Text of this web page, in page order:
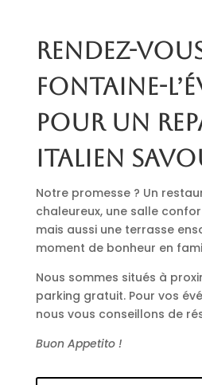
Rendez-
Fontaine-
pour un
italien
Notre promesse ? Un
chaleureux, une salle
mais aussi une terrasse
moment de bonheur en
Nous sommes situés à
parking gratuit. Pour vos
nous vous conseillons de
Buon Appetito !